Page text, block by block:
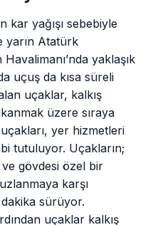
kar yağışı sebebiyle
yarın Atatürk
yaklaşık
uçuş da kısa süreli
uçaklar, kalkış
üzere sıraya
yer hizmetleri
tutuluyor. Uçakların;
gövdesi özel bir
karşı
sürüyor.
uçaklar kalkış